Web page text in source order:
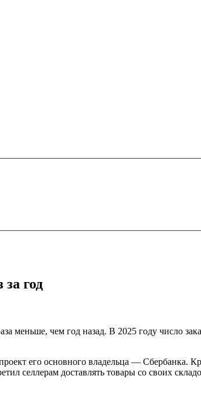
год
меньше, чем год назад. В 2025 году число
его основного владельца — Сбербанка.
селлерам доставлять товары со своих